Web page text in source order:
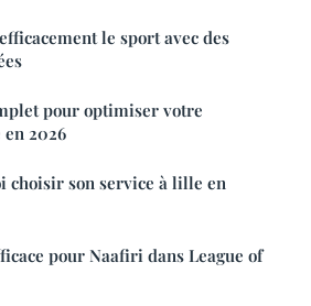
le sport avec des
pour optimiser votre
2026
choisir son service à lille en
pour Naafiri dans League of